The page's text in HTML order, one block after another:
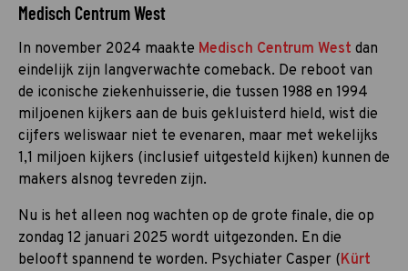
Medisch Centrum West
In november 2024 maakte Medisch Centrum West dan
eindelijk zijn langverwachte comeback. De reboot van
de iconische ziekenhuisserie, die tussen 1988 en 1994
miljoenen kijkers aan de buis gekluisterd hield, wist die
cijfers weliswaar niet te evenaren, maar met wekelijks
1,1 miljoen kijkers (inclusief uitgesteld kijken) kunnen de
makers alsnog tevreden zijn.
Nu is het alleen nog wachten op de grote finale, die op
zondag 12 januari 2025 wordt uitgezonden. En die
belooft spannend te worden. Psychiater Casper (Kürt